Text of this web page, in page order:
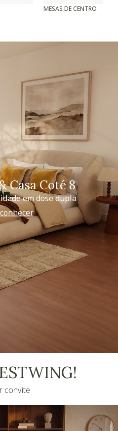
MESAS DE CENTRO
Casa Coté 8
em dose dupla
convite